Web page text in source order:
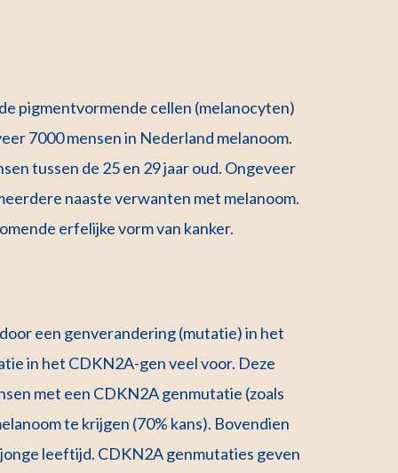
pigmentvormende cellen (melanocyten)
7000 mensen in Nederland melanoom.
tussen de 25 en 29 jaar oud. Ongeveer
naaste verwanten met melanoom.
erfelijke vorm van kanker.
een genverandering (mutatie) in het
in het CDKN2A-gen veel voor. Deze
met een CDKN2A genmutatie (zoals
te krijgen (70% kans). Bovendien
leeftijd. CDKN2A genmutaties geven